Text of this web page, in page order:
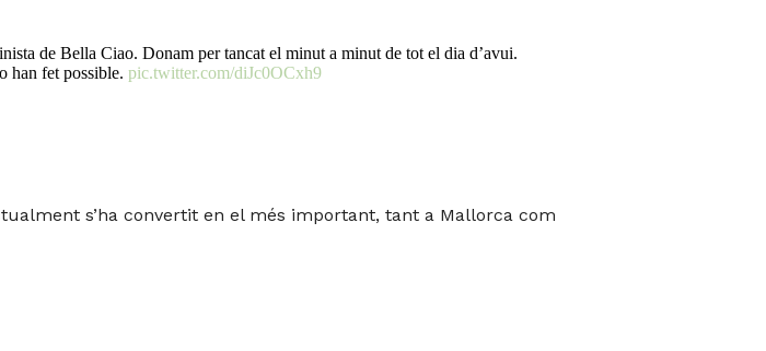
de Bella Ciao. Donam per tancat el minut a minut de tot el dia d’avui.
han fet possible.pic.twitter.com/diJc0OCxh9
s’ha convertit en el més important, tant a Mallorca com